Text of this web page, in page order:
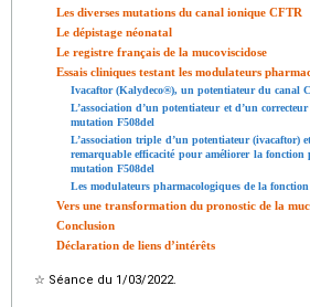
Les diverses mutations du canal ionique CFTR
Le dépistage néonatal
Le registre français de la mucoviscidose
Essais cliniques testant les modulateurs
Ivacaftor (Kalydeco®), un potentiateur du canal
L’association d’un potentiateur et d’un
mutation F508del
L’association triple d’un potentiateur (ivacaftor)
remarquable efficacité pour améliorer la fonction
mutation F508del
Les modulateurs pharmacologiques de la
Vers une transformation du pronostic de la
Conclusion
Déclaration de liens d’intérêts
☆ Séance du 1/03/2022.